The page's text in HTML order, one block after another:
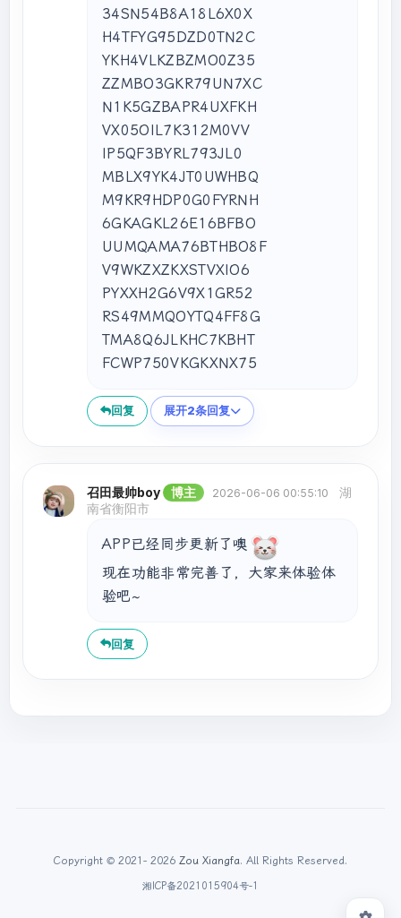
34SN54B8A18L6X0X
H4TFYG95DZD0TN2C
YKH4VLKZBZMO0Z35
ZZMBO3GKR79UN7XC
N1K5GZBAPR4UXFKH
VX05OIL7K312M0VV
IP5QF3BYRL793JL0
MBLX9YK4JT0UWHBQ
M9KR9HDP0G0FYRNH
6GKAGKL26E16BFBO
UUMQAMA76BTHBO8F
V9WKZXZKXSTVXIO6
PYXXH2G6V9X1GR52
RS49MMQOYTQ4FF8G
TMA8Q6JLKHC7KBHT
FCWP750VKGKXNX75
回复 展开2条回复
召田最帅boy 博主 2026-06-06 00:55:10
湖
南省衡阳市
APP已经同步更新了噢
现在功能非常完善了，大家来体验体
验吧~
回复
Copyright © 2021- 2026 Zou Xiangfa. All Rights Reserved.
湘ICP备2021015904号-1